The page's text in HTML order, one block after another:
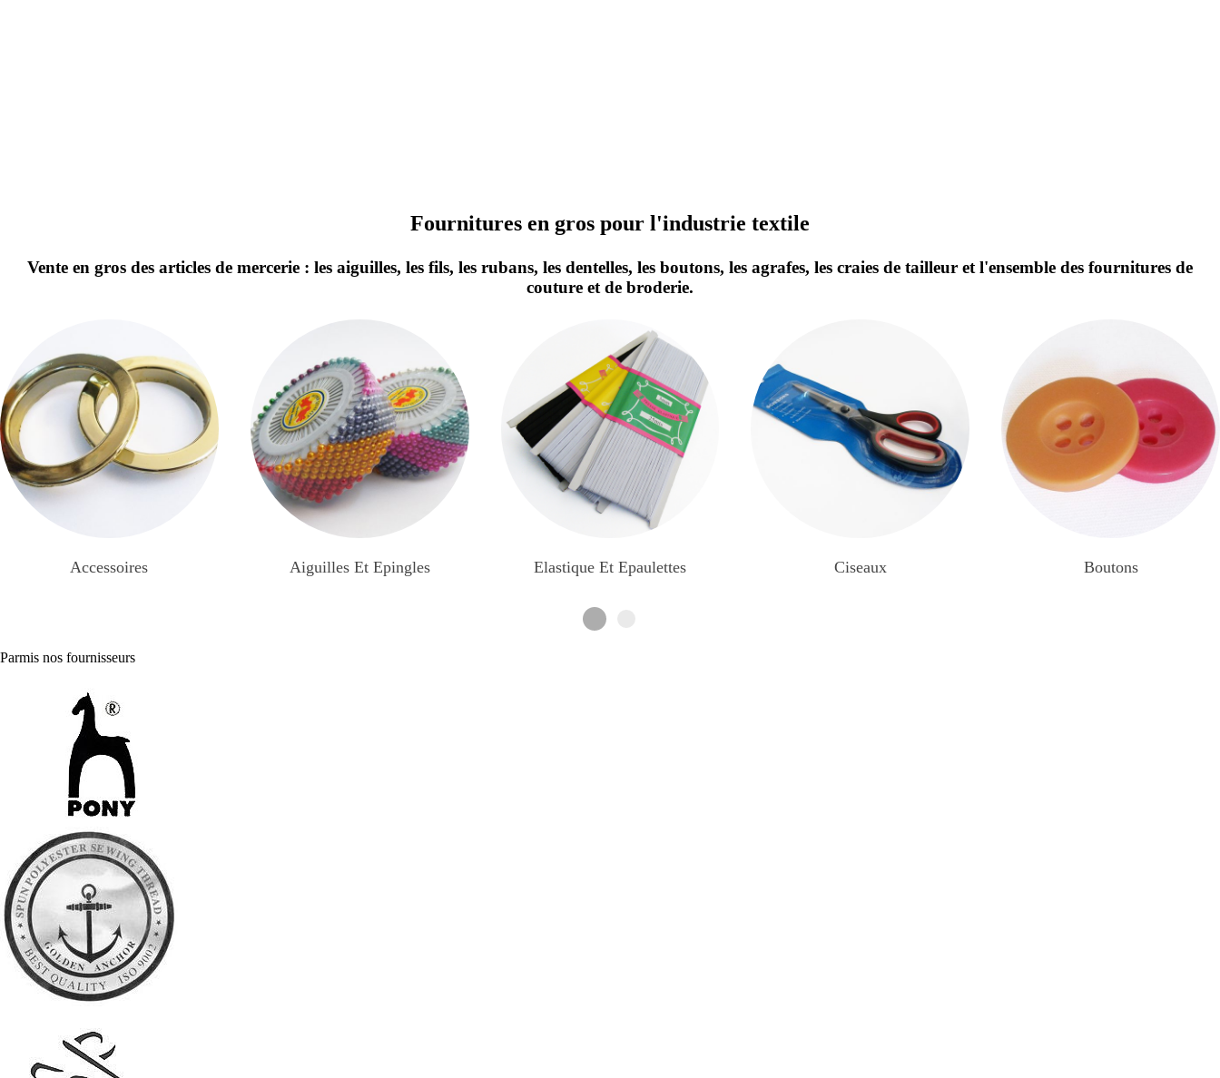
Fournitures en gros pour l'industrie textile
Vente en gros des articles de mercerie : les aiguilles, les fils, les rubans, les dentelles, les boutons, les agrafes, les craies de tailleur et l'ensemble des fournitures de
couture et de broderie.
Accessoires Aiguilles Et Epingles Elastique Et Epaulettes Ciseaux Boutons
Parmis nos fournisseurs